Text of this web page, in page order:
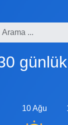
30
10 Ağu